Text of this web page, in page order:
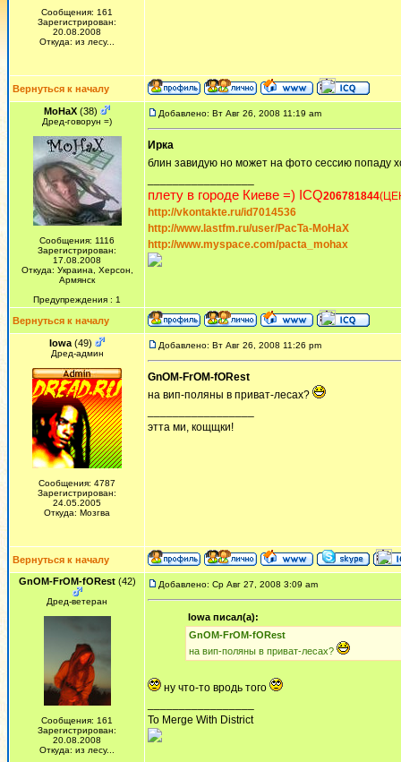
Сообщения: 161
Зарегистрирован:
20.08.2008
Откуда: из лесу...
Вернуться к началу
MoHaX (38)
Дред-говорун =)
Сообщения: 1116
Зарегистрирован:
17.08.2008
Откуда: Украина, Херсон,
Армянск
Предупреждения : 1
Добавлено: Вт Авг 26, 2008 11:19 am
Ирка
блин завидую но может на фото сессию попаду
плету в городе Киеве =) ICQ206781844
http://vkontakte.ru/id7014536
http://www.lastfm.ru/user/PacTa-MoHaX
http://www.myspace.com/pacta_mohax
Вернуться к началу
Iowa (49)
Дред-админ
Сообщения: 4787
Зарегистрирован:
24.05.2005
Откуда: Мозгва
Добавлено: Вт Авг 26, 2008 11:26 pm
GnOM-FrOM-fORest
на вип-поляны в приват-лесах?
этта ми, кощщки!
Вернуться к началу
GnOM-FrOM-fORest(42)
Дред-ветеран
Сообщения: 161
Зарегистрирован:
20.08.2008
Откуда: из лесу...
Добавлено: Ср Авг 27, 2008 3:09 am
Iowa писал(а):
GnOM-FrOM-fORest
на вип-поляны в приват-лесах?
ну что-то вродь того
To Merge With District